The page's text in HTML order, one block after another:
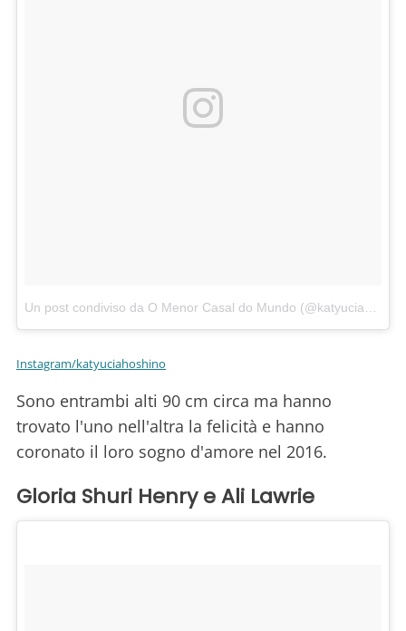
Un post condiviso da O Menor Casal do Mundo (@katyuciahoshino)
Instagram/katyuciahoshino
Sono entrambi alti 90 cm circa ma hanno
trovato l'uno nell'altra la felicità e hanno
coronato il loro sogno d'amore nel 2016.
Gloria Shuri Henry e Ali Lawrie